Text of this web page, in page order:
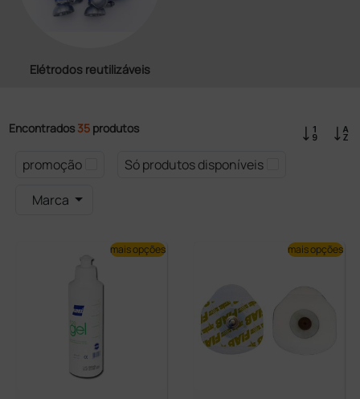
Elétrodos reutilizáveis
Encontrados 35 produtos
promoção
Só produtos disponíveis
Marca
mais opções mais opções